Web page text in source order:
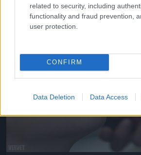
related to security, including
functionality and fraud prevention,
user protection.
CONFIRM
Data Deletion Data Access
Jön még kép!